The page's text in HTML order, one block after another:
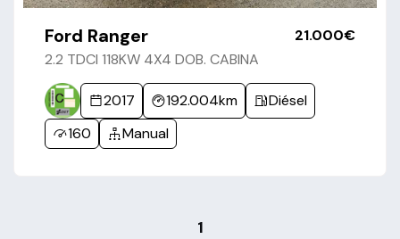
Ford Ranger
2.2 TDCI 118KW 4X4 DOB. CABINA
21.000€
2017 192.004km
Diésel
160
Manual
1